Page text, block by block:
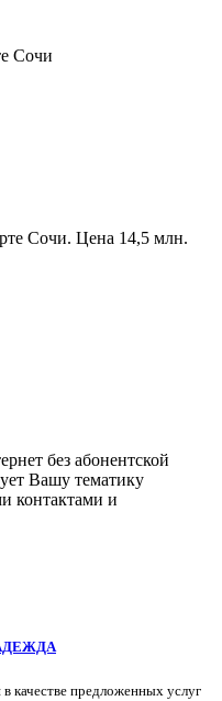
Сочи
Сочи. Цена 14,5 млн.
без абонентской
Вашу тематику
контактами и
качестве предложенных услуг